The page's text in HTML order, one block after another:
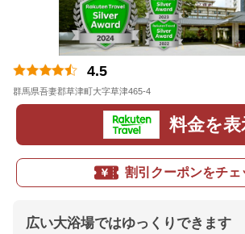
4.5
群馬県吾妻郡草津町大字草津465-4
料金を表
割引クーポンをチェ
広い大浴場ではゆっくりできます